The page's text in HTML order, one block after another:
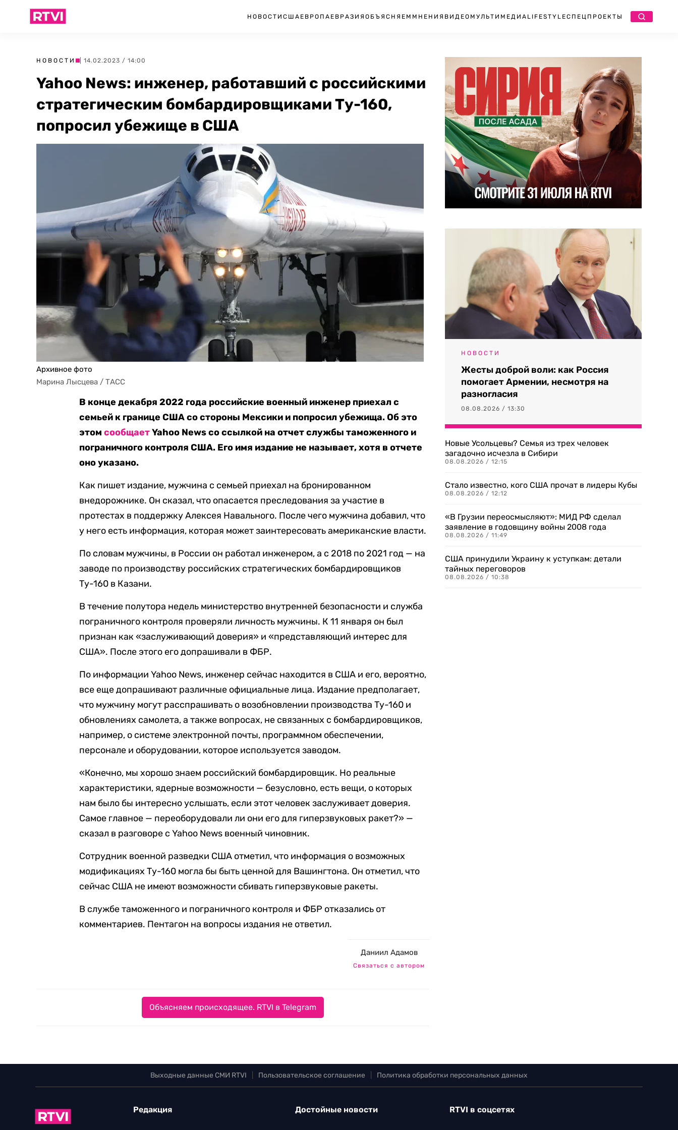
НОВОСТИ США ЕВРОПА ЕВРАЗИЯ ОБЪЯСНЯЕМ МНЕНИЯ ВИДЕО МУЛЬТИМЕДИА LIFESTYLEСПЕЦПРОЕКТЫ
НОВОСТИ | 14.02.2023 / 14:00
Yahoo News: инженер, работавший с российскими
стратегическим бомбардировщиками Ту-160,
попросил убежище в США
Архивное фото
Марина Лысцева / ТАСС
В конце декабря 2022 года российские военный инженер приехал с
семьей к границе США со стороны Мексики и попросил убежища. Об это
этомсообщаетYahoo News со ссылкой на отчет службы таможенного и
пограничного контроля США. Его имя издание не называет, хотя в отчете
оно указано.
Как пишет издание, мужчина с семьей приехал на бронированном
внедорожнике. Он сказал, что опасается преследования за участие в
протестах в поддержку Алексея Навального. После чего мужчина добавил, что
у него есть информация, которая может заинтересовать американские власти.
По словам мужчины, в России он работал инженером, а с 2018 по 2021 год — на
заводе по производству российских стратегических бомбардировщиков
Ту-160 в Казани.
В течение полутора недель министерство внутренней безопасности и служба
пограничного контроля проверяли личность мужчины. К 11 января он был
признан как «заслуживающий доверия» и «представляющий интерес для
США». После этого его допрашивали в ФБР.
По информации Yahoo News, инженер сейчас находится в США и его, вероятно,
все еще допрашивают различные официальные лица. Издание предполагает,
что мужчину могут расспрашивать о возобновлении производства Ту-160 и
обновлениях самолета, а также вопросах, не связанных с бомбардировщиков,
например, о системе электронной почты, программном обеспечении,
персонале и оборудовании, которое используется заводом.
«Конечно, мы хорошо знаем российский бомбардировщик. Но реальные
характеристики, ядерные возможности — безусловно, есть вещи, о которых
нам было бы интересно услышать, если этот человек заслуживает доверия.
Самое главное — переоборудовали ли они его для гиперзвуковых ракет?» —
сказал в разговоре с Yahoo News военный чиновник.
Сотрудник военной разведки США отметил, что информация о возможных
модификациях Ту-160 могла бы быть ценной для Вашингтона. Он отметил, что
сейчас США не имеют возможности сбивать гиперзвуковые ракеты.
В службе таможенного и пограничного контроля и ФБР отказались от
комментариев. Пентагон на вопросы издания не ответил.
Даниил Адамов
Связаться с автором
Объясняем происходящее. RTVI в Telegram
НОВОСТИ
Жесты доброй воли: как Россия
помогает Армении, несмотря на
разногласия
08.08.2026 / 13:30
Новые Усольцевы? Семья из трех человек
загадочно исчезла в Сибири
08.08.2026 / 12:15
Стало известно, кого США прочат в лидеры Кубы
08.08.2026 / 12:12
«В Грузии переосмысляют»: МИД РФ сделал
заявление в годовщину войны 2008 года
08.08.2026 / 11:49
США принудили Украину к уступкам: детали
тайных переговоров
08.08.2026 / 10:38
Выходные данные СМИ RTVI Пользовательское соглашение Политика обработки персональных данных
Редакция Достойные новости RTVI в соцсетях